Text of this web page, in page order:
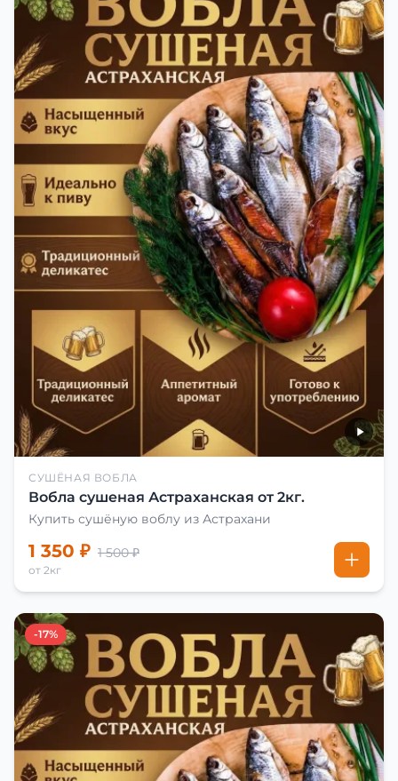
СУШЁНАЯ ВОБЛА
Вобла сушеная Астраханская от 2кг.
Купить сушёную воблу из Астрахани
1 350 ₽ 1 500 ₽
от 2кг
-17%